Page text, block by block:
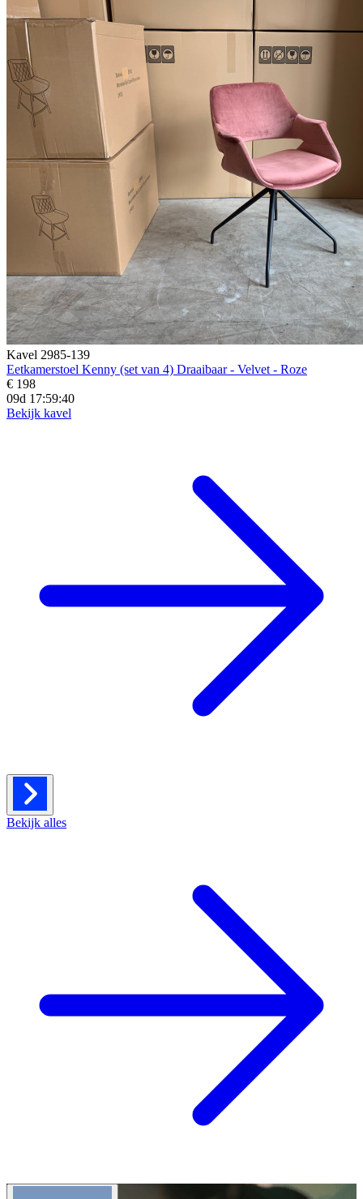
Kavel 2985-139
Eetkamerstoel Kenny (set van 4) Draaibaar - Velvet - Roze
€ 198
09d 17:59:39
Bekijk kavel
Bekijk alles